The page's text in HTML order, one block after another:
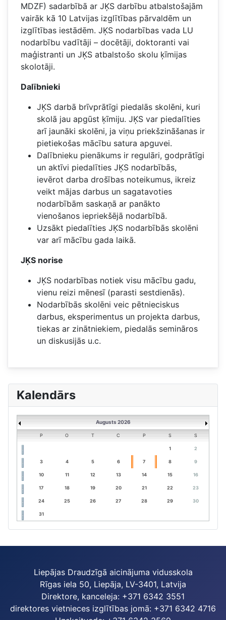
MDZF) sadarbībā ar JĶS darbību atbalstošajām
vairāk kā 10 Latvijas izglītības pārvaldēm un
izglītības iestādēm. JĶS nodarbības vada LU
nodarbību vadītāji – docētāji, doktoranti vai
maģistranti un JĶS atbalstošo skolu ķīmijas
skolotāji.
Dalībnieki
JĶS darbā brīvprātīgi piedalās skolēni, kuri
skolā jau apgūst ķīmiju. JĶS var piedalīties
arī jaunāki skolēni, ja viņu priekšzināšanas ir
pietiekošas mācību satura apguvei.
Dalībnieku pienākums ir regulāri, godprātīgi
un aktīvi piedalīties JĶS nodarbībās,
ievērot darba drošības noteikumus, ikreiz
veikt mājas darbus un sagatavoties
nodarbībām saskaņā ar panākto
vienošanos iepriekšējā nodarbībā.
Uzsākt piedalīties JĶS nodarbībās skolēni
var arī mācību gada laikā.
JĶS norise
JĶS nodarbības notiek visu mācību gadu,
vienu reizi mēnesī (parasti sestdienās).
Nodarbībās skolēni veic pētnieciskus
darbus, eksperimentus un projekta darbus,
tiekas ar zinātniekiem, piedalās semināros
un diskusijās u.c.
Kalendārs
Augusts 2026
P O T C P S S
1 2
3 4 5 6 7 8 9
10 11 12 13 14 15 16
17 18 19 20 21 22 23
24 25 26 27 28 29 30
31
Liepājas Draudzīgā aicinājuma vidusskola
Rīgas iela 50, Liepāja, LV-3401, Latvija
Direktore, kanceleja: +371 6342 3551
direktores vietnieces izglītības jomā: +371 6342 4716